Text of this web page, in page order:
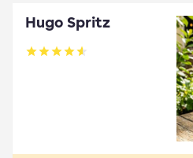
Hugo Spritz
Betyg: 4.61 av 5